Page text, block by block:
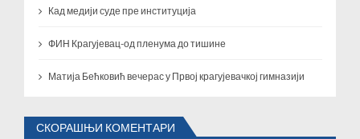
Кад медији суде пре институција
ФИН Крагујевац-од пленума до тишине
Матија Бећковић вечерас у Првој крагујевачкој гимназији
СКОРАШЊИ КОМЕНТАРИ